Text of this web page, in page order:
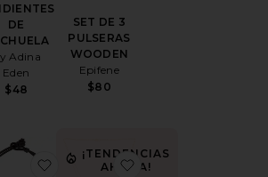
DE
Adina
Eden
$48
SET DE 3
PULSERAS
WOODEN
Epifene
$80
EGRET LARGOS EMERALD
favoritoCOLLAR NOEMIA
¡TENDENCIAS
AHORA!favoritoCOLLAR